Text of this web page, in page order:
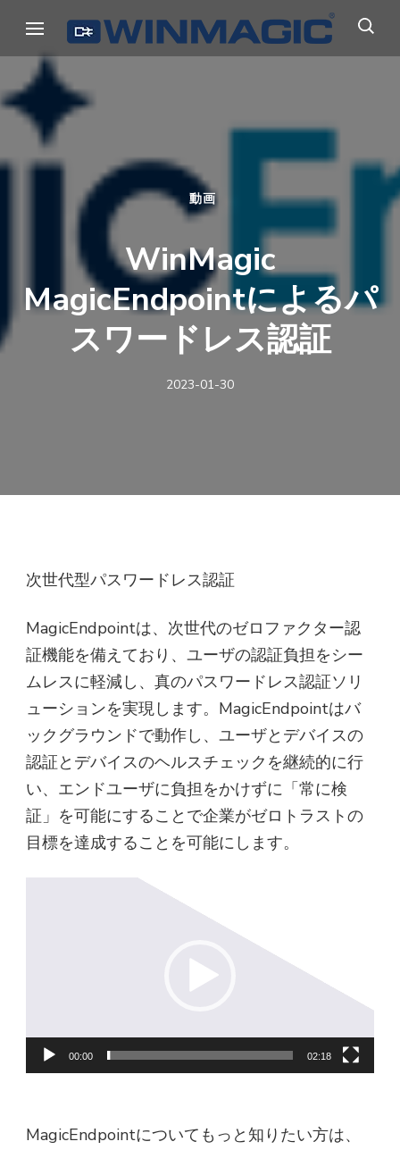
ン
ス
押
ウィンマジック・ジャパン
Authicate. Encrypt. Archive.
動画
WinMagic
MagicEndpointによるパ
スワードレス認証
2023-01-30
次世代型パスワードレス認証
MagicEndpointは、次世代のゼロファクター認
証機能を備えており、ユーザの認証負担をシー
ムレスに軽減し、真のパスワードレス認証ソリ
ューションを実現します。MagicEndpointはバ
ックグラウンドで動作し、ユーザとデバイスの
認証とデバイスのヘルスチェックを継続的に行
い、エンドユーザに負担をかけずに「常に検
証」を可能にすることで企業がゼロトラストの
目標を達成することを可能にします。
00:00 02:18
MagicEndpointについてもっと知りたい方は、